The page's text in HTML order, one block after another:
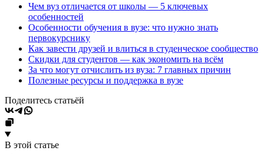
Чем вуз отличается от школы — 5 ключевых
особенностей
Особенности обучения в вузе: что нужно знать
первокурснику
Как завести друзей и влиться в студенческое сообщество
Скидки для студентов — как экономить на всём
За что могут отчислить из вуза: 7 главных причин
Полезные ресурсы и поддержка в вузе
Поделитесь статьёй
В этой статье